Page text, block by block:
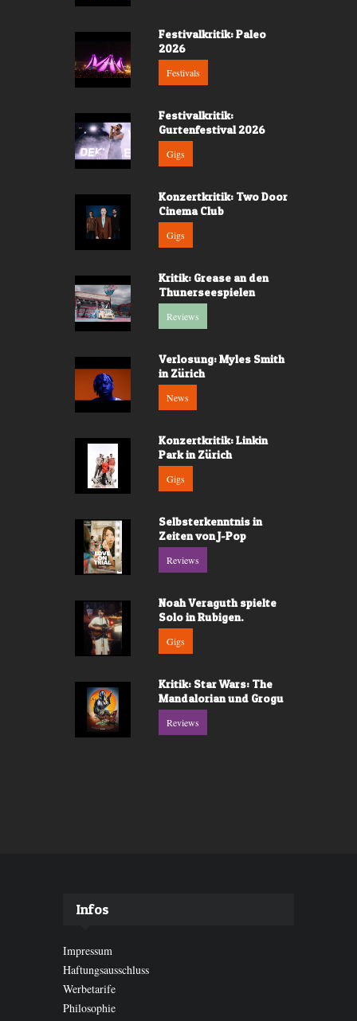
Festivalkritik: Paleo
2026
Festivals
Festivalkritik:
Gurtenfestival 2026
Gigs
Konzertkritik: Two Door
Cinema Club
Gigs
Kritik: Grease an den
Thunerseespielen
Reviews
Verlosung: Myles Smith
in Zürich
News
Konzertkritik: Linkin
Park in Zürich
Gigs
Selbsterkenntnis in
Zeiten von J-Pop
Reviews
Noah Veraguth spielte
Solo in Rubigen.
Gigs
Kritik: Star Wars: The
Mandalorian und Grogu
Reviews
Infos
Impressum
Haftungsausschluss
Werbetarife
Philosophie